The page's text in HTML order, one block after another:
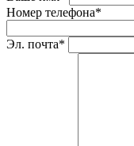
Номер телефона*
Эл. почта*